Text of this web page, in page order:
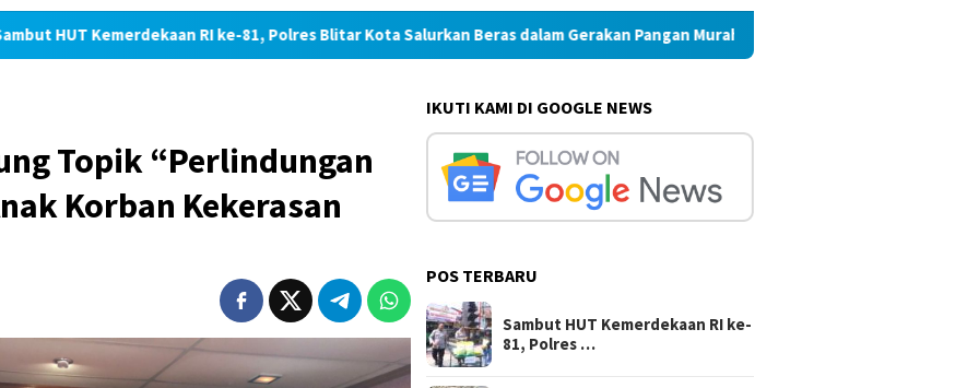
RI ke-81, Polres Blitar Kota Salurkan Beras dalam Gerakan Pangan Murah Perum Bulog Kancab Ponorogo Pastikan
Topik “Perlindungan
Korban Kekerasan
IKUTI KAMI DI GOOGLE NEWS
POS TERBARU
Sambut HUT Kemerdekaan RI ke-
81, Polres …